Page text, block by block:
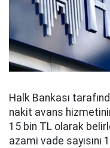
Halk Bankası
nakit avans
15 bin TL olarak
azami vade sayısını